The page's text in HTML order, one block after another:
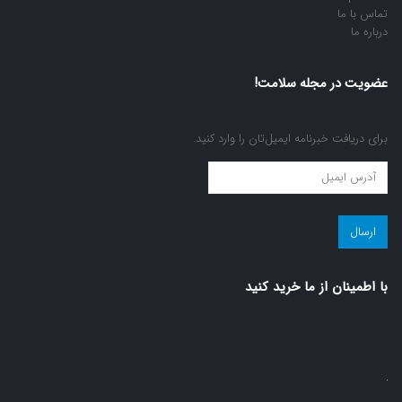
تماس با ما
درباره ما
عضویت در مجله سلامت!
برای دریافت خبرنامه ایمیل‌تان را وارد کنید.
عضویت
در
مجله
سلامت!
با اطمينان از ما خريد كنيد